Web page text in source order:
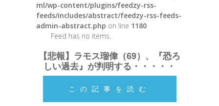
ml/wp-content/plugins/feedzy-rss-
feeds/includes/abstract/feedzy-rss-feeds-
admin-abstract.php on line 1180
Feed has no items.
【悲報】ラモス瑠偉（69）、『恐ろ
しい過去』が判明する・・・・・
この記事を読む